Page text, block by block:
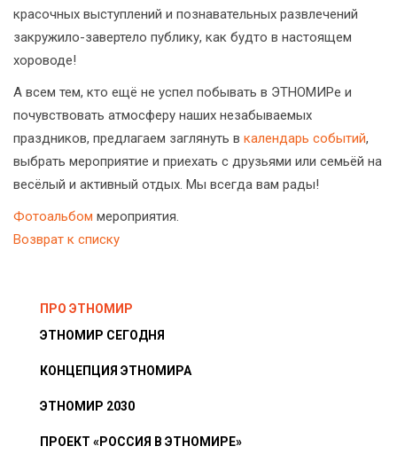
красочных выступлений и познавательных развлечений
закружило-завертело публику, как будто в настоящем
хороводе!
А всем тем, кто ещё не успел побывать в ЭТНОМИРе и
почувствовать атмосферу наших незабываемых
праздников, предлагаем заглянуть в календарь событий,
выбрать мероприятие и приехать с друзьями или семьёй на
весёлый и активный отдых. Мы всегда вам рады!
Фотоальбом мероприятия.
Возврат к списку
ПРО ЭТНОМИР
ЭТНОМИР СЕГОДНЯ
КОНЦЕПЦИЯ ЭТНОМИРА
ЭТНОМИР 2030
ПРОЕКТ «РОССИЯ В ЭТНОМИРЕ»